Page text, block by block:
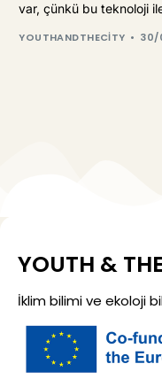
var, çünkü bu teknoloji
YOUTHANDTHECITY 30/
YOUTH &
İklim bilimi ve ekoloji